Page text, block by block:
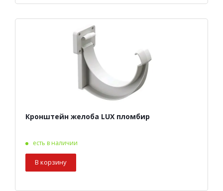
Кронштейн желоба LUX пломбир
есть в наличии
В корзину